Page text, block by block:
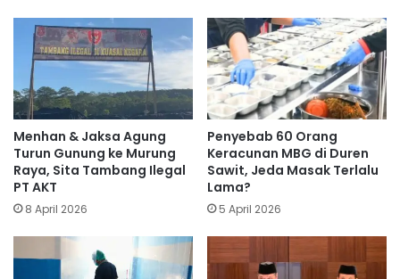
Menhan & Jaksa Agung
Turun Gunung ke Murung
Raya, Sita Tambang Ilegal
PT AKT
8 April 2026
Penyebab 60 Orang
Keracunan MBG di Duren
Sawit, Jeda Masak Terlalu
Lama?
5 April 2026